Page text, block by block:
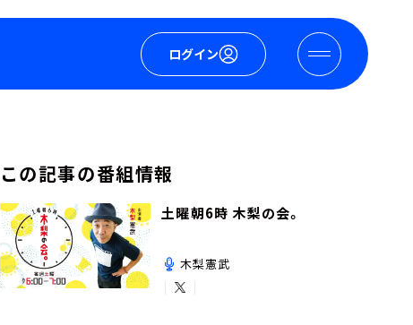
ログイン
この記事の番組情報
土曜朝6時 木梨の会。
木梨憲武